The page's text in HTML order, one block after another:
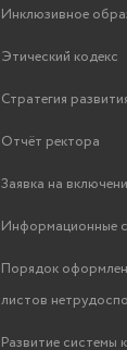
Инклюзивное
Этический кодекс
Стратегия
Отчёт ректора
Заявка на
Информационные
Порядок
листов
Развитие системы